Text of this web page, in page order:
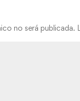
no será publicada.